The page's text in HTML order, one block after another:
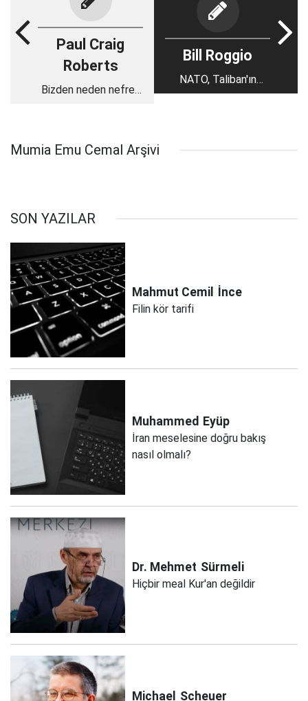
Paul Craig
Roberts
Bizden neden nefret
Bill Roggio
NATO, Taliban'ın
stratejisini hala
Mumia Emu Cemal Arşivi
SON YAZILAR
Mahmut Cemil İnce
Filin kör tarifi
Muhammed Eyüp
İran meselesine doğru bakış
nasıl olmalı?
Dr. Mehmet Sürmeli
Hiçbir meal Kur'an değildir
Michael Scheuer